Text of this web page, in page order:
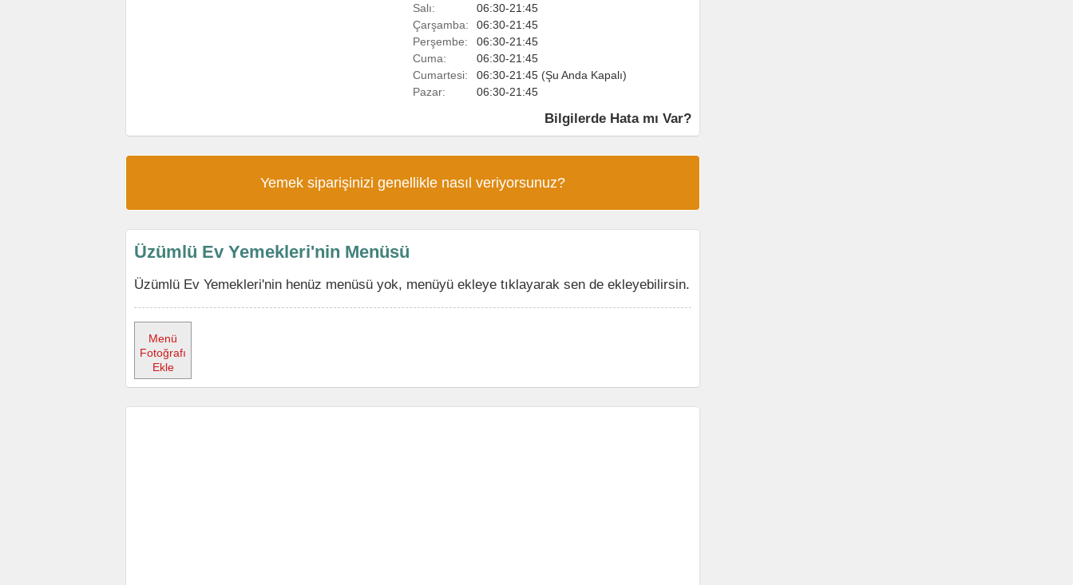
Salı:
06:30-21:45
Çarşamba:
06:30-21:45
Perşembe:
06:30-21:45
Cuma:
06:30-21:45
Cumartesi:
06:30-21:45 (Şu Anda Kapalı)
Pazar:
06:30-21:45
Bilgilerde Hata mı Var?
Yemek siparişinizi genellikle nasıl veriyorsunuz?
Üzümlü Ev Yemekleri'nin Menüsü
Üzümlü Ev Yemekleri'nin henüz menüsü yok, menüyü ekleye tıklayarak sen de ekleyebilirsin.
Menü
Fotoğrafı
Ekle